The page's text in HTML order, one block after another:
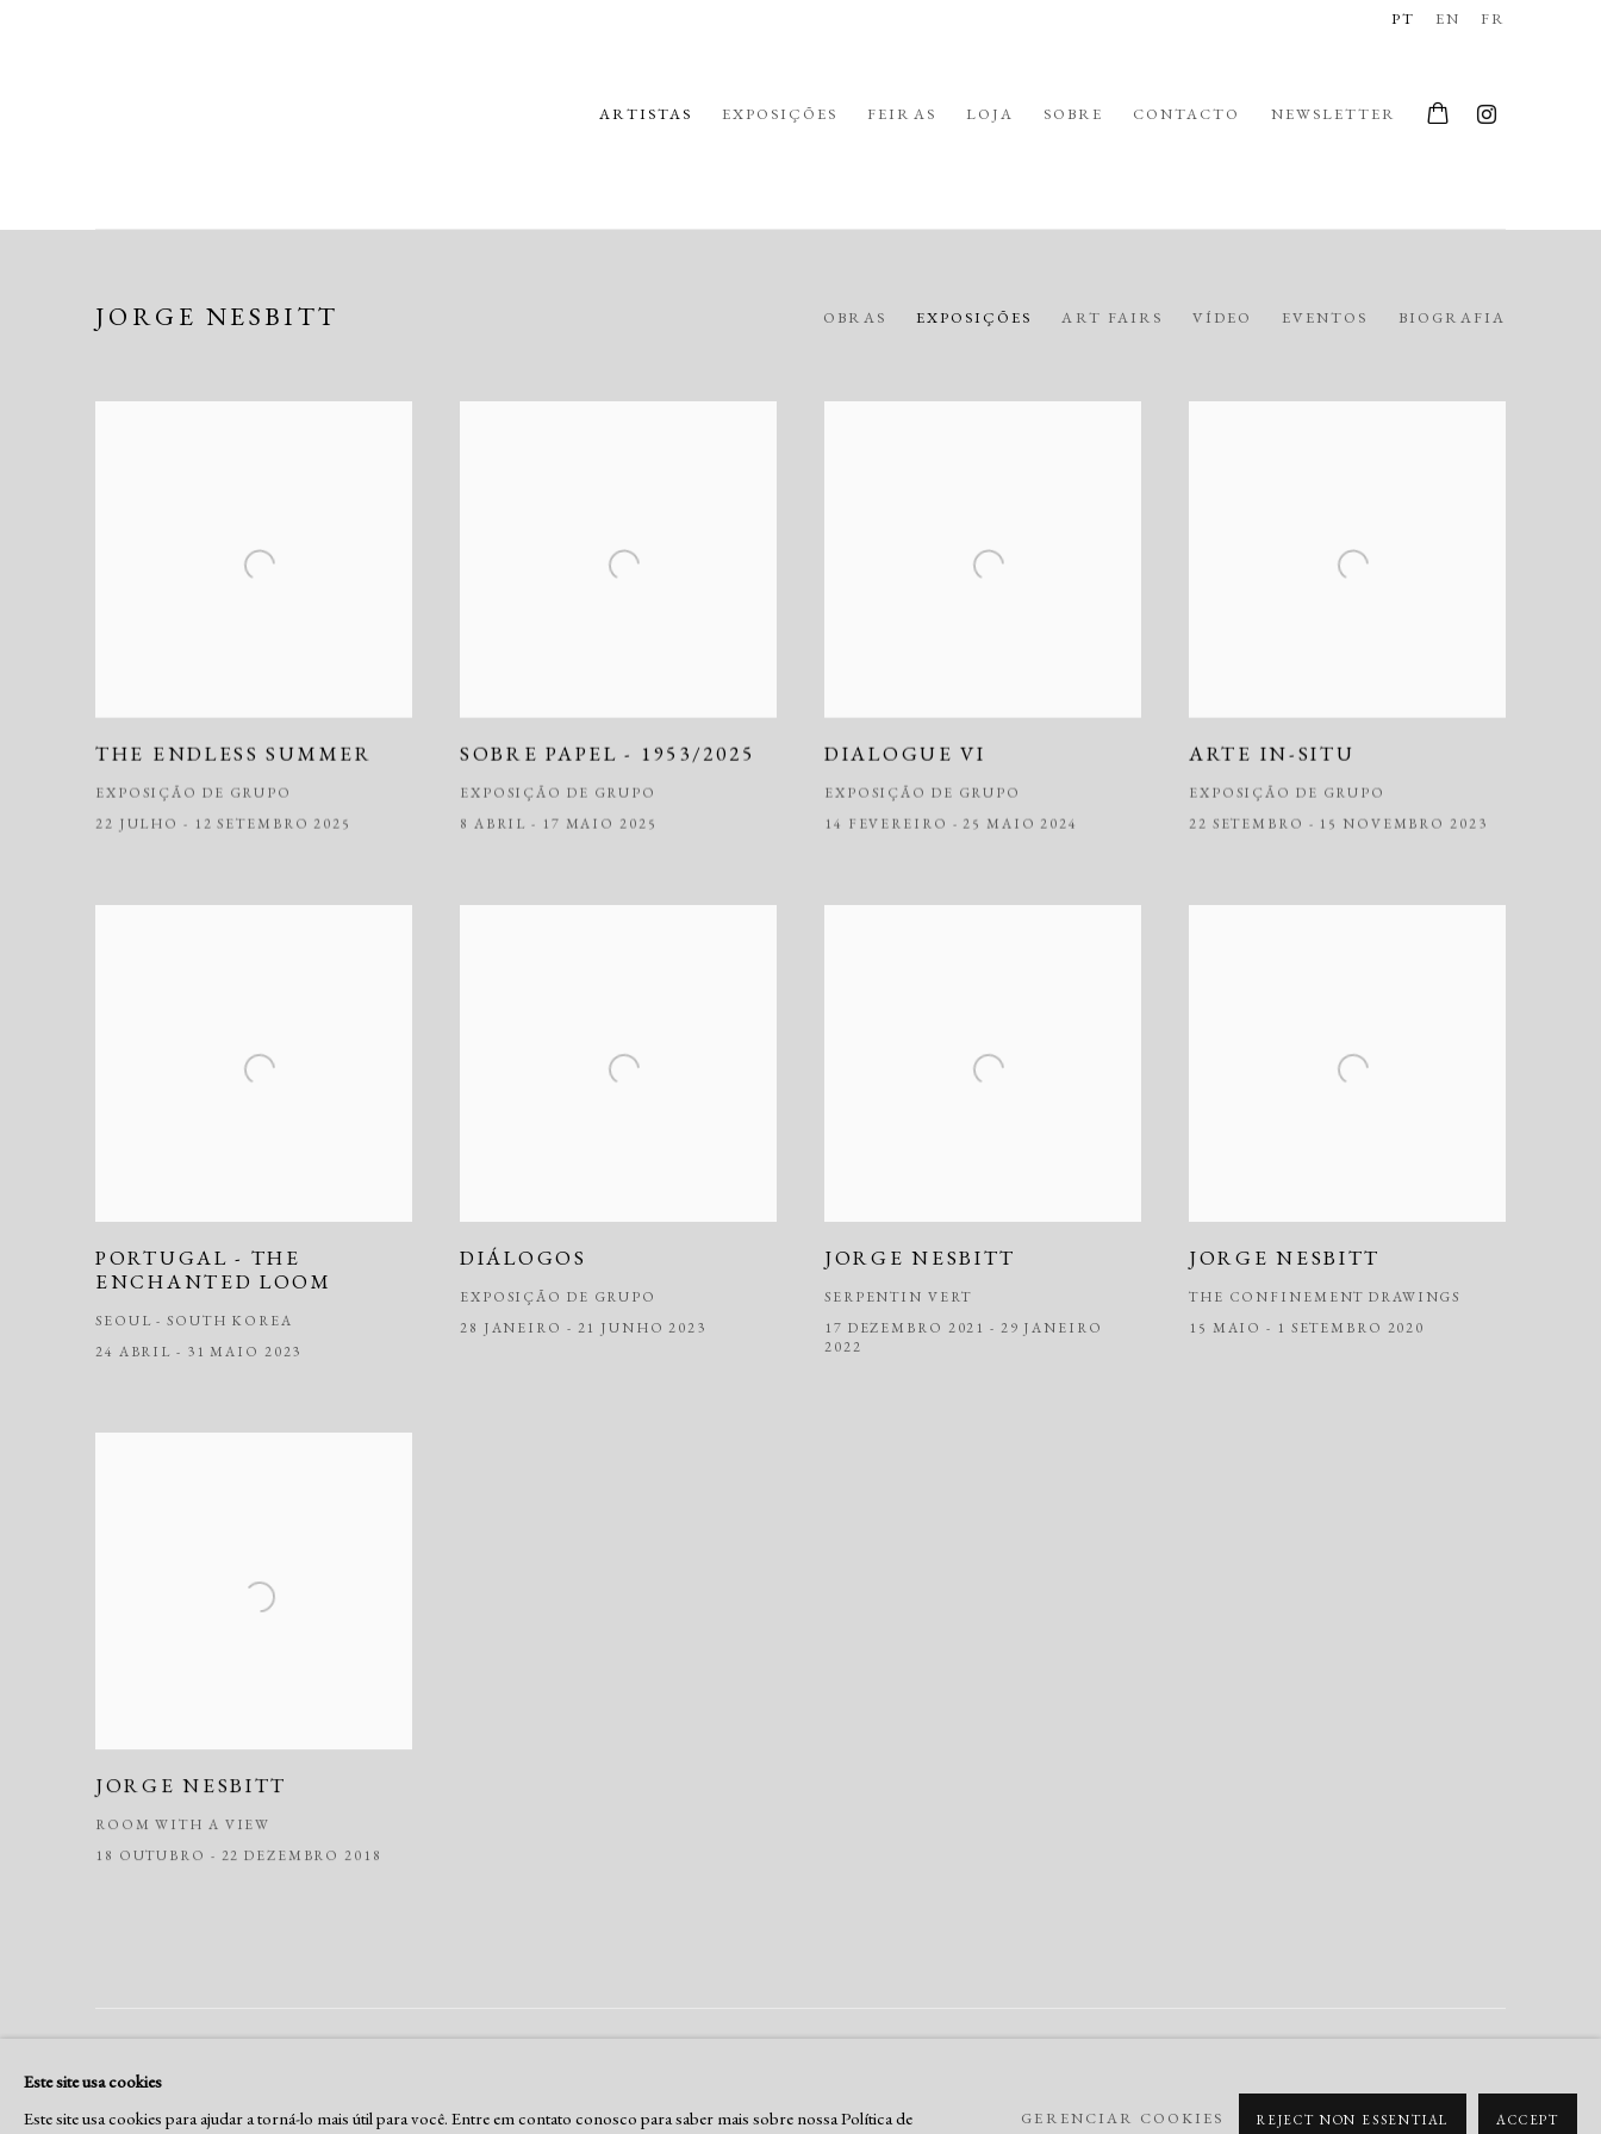
ARTISTAS EXPOSIÇÕES FEIRAS LOJA SOBRE CONTACTO NEWSLETTER
PT EN FR
JORGE NESBITT OBRAS EXPOSIÇÕES ART FAIRS VÍDEO EVENTOS BIOGRAFIA
THE ENDLESS SUMMER
EXPOSIÇÃO DE GRUPO
22 JULHO - 12 SETEMBRO 2025
SOBRE PAPEL - 1953/2025
EXPOSIÇÃO DE GRUPO
8 ABRIL - 17 MAIO 2025
DIALOGUE VI
EXPOSIÇÃO DE GRUPO
14 FEVEREIRO - 25 MAIO 2024
ARTE IN-SITU
EXPOSIÇÃO DE GRUPO
22 SETEMBRO - 15 NOVEMBRO 2023
PORTUGAL - THE
ENCHANTED LOOM
SEOUL - SOUTH KOREA
24 ABRIL - 31 MAIO 2023
DIÁLOGOS
EXPOSIÇÃO DE GRUPO
28 JANEIRO - 21 JUNHO 2023
JORGE NESBITT
SERPENTIN VERT
17 DEZEMBRO 2021 - 29 JANEIRO
2022
JORGE NESBITT
THE CONFINEMENT DRAWINGS
15 MAIO - 1 SETEMBRO 2020
JORGE NESBITT
ROOM WITH A VIEW
18 OUTUBRO - 22 DEZEMBRO 2018
Este site usa cookies
Este site usa cookies para ajudar a torná-lo mais útil para você. Entre em contato conosco para saber mais sobre nossa Política de
GERENCIAR COOKIES REJECT NON ESSENTIAL ACCEPT